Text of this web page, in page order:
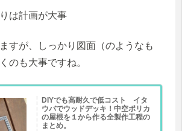
は計画が大事
すが、しっかり図面（のようなも
のも大事ですね。
DIYでも高耐久で低コスト イタ
ウバでウッドデッキ！中空ポリカ
の屋根を１から作る全製作工程の
まとめ。